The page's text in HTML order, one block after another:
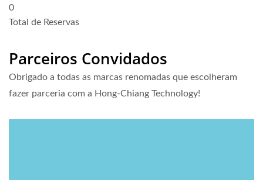
0
Total de Reservas
Parceiros Convidados
Obrigado a todas as marcas renomadas que escolheram
fazer parceria com a Hong-Chiang Technology!